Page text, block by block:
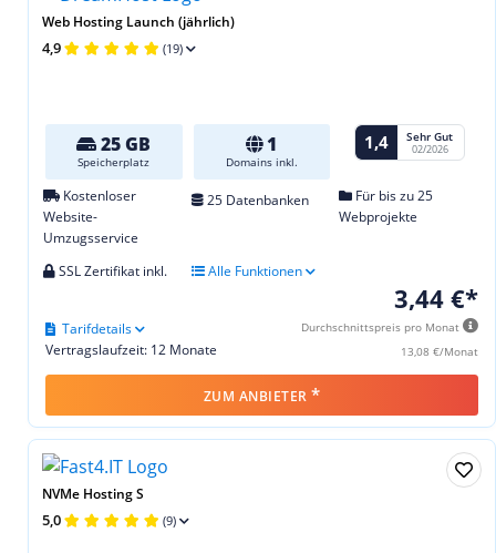
Web Hosting Launch (jährlich)
4,9 (19)
25 GB
Speicherplatz
1
Domains inkl.
1,4 Sehr Gut
02/2026
Kostenloser
Website-
Umzugsservice
25 Datenbanken
Für bis zu 25
Webprojekte
SSL Zertifikat inkl. Alle Funktionen
3,44 €*
Durchschnittspreis pro Monat
13,08 €/Monat
Vertragslaufzeit: 12 Monate
Tarifdetails
ZUM ANBIETER *
NVMe Hosting S
5,0 (9)